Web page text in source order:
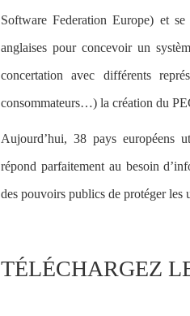
Software Federation Europe) et
anglaises pour concevoir un
concertation avec différents
consommateurs…) la création du
Aujourd’hui,38 pays européens
répond parfaitement au besoin
des pouvoirs publics de protéger les
TÉLÉCHARGEZ